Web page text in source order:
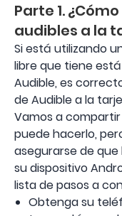
Parte 1.
audibles a la
Si está utilizando
libre que tiene
Audible, es
de Audible a la
Vamos a
puede hacerlo,
asegurarse de
su dispositivo
lista de pasos a
Obtenga su